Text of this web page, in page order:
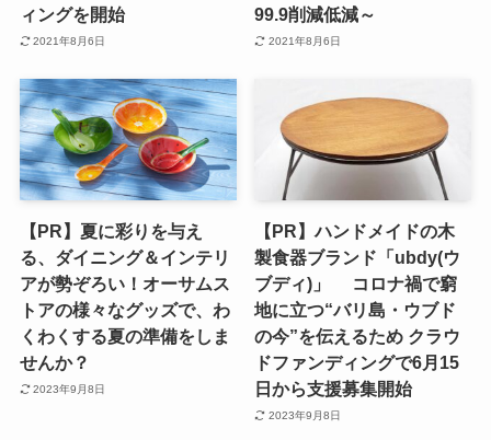
ィングを開始
2021年8月6日
99.9削減低減～
2021年8月6日
【PR】夏に彩りを与え
る、ダイニング＆インテリ
アが勢ぞろい！オーサムス
トアの様々なグッズで、わ
くわくする夏の準備をしま
せんか？
2023年9月8日
【PR】ハンドメイドの木
製食器ブランド「ubdy(ウ
ブディ)」 コロナ禍で窮
地に立つ“バリ島・ウブド
の今”を伝えるため クラウ
ドファンディングで6月15
日から支援募集開始
2023年9月8日